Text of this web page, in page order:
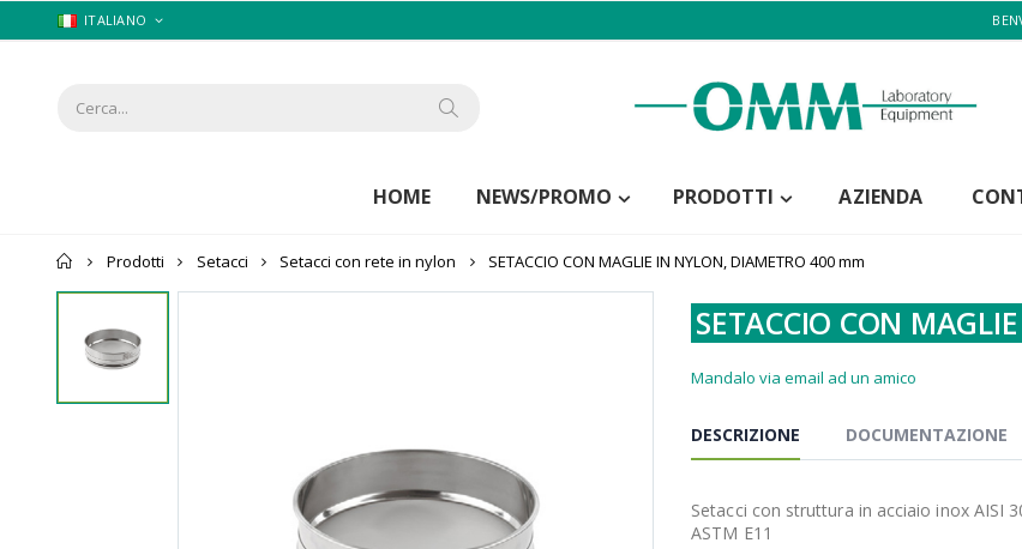
ITALIANO
HOME NEWS/PROMO PRODOTTI AZIENDA
Home
Prodotti Setacci Setacci con rete in nylon SETACCIO CON MAGLIE IN NYLON, DIAMETRO 400 mm
SETACCIO CON
Mandalo via email ad un amico
DESCRIZIONE DOCUMENTAZIONE
Setacci con struttura in acciaio inox AISI
ASTM E11